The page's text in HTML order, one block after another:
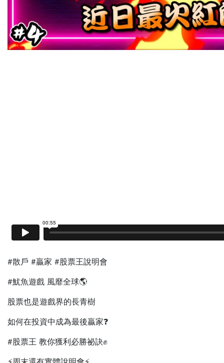
#散戶 #贏家 #股票王說明會
#魷魚遊戲 風靡全球🌎
股票也是遊戲界的長青樹
如何在投資中成為最後贏家❓
#股票王 教你獲利必勝祕訣✊️